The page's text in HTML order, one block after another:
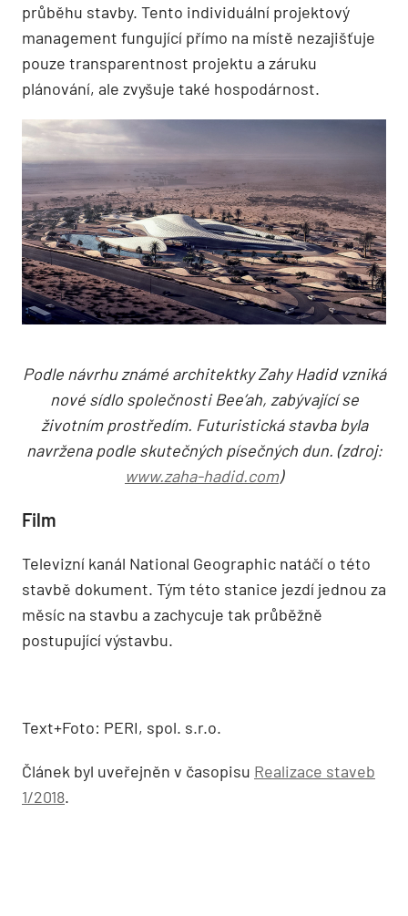
průběhu stavby. Tento individuální projektový
management fungující přímo na místě nezajišťuje
pouze transparentnost projektu a záruku
plánování, ale zvyšuje také hospodárnost.
Podle návrhu známé architektky Zahy Hadid vzniká
nové sídlo společnosti Bee’ah, zabývající se
životním prostředím. Futuristická stavba byla
navržena podle skutečných písečných dun. (zdroj:
www.zaha-hadid.com)
Film
Televizní kanál National Geographic natáčí o této
stavbě dokument. Tým této stanice jezdí jednou za
měsíc na stavbu a zachycuje tak průběžně
postupující výstavbu.
Text+Foto: PERI, spol. s.r.o.
Článek byl uveřejněn v časopisu Realizace staveb
1/2018.